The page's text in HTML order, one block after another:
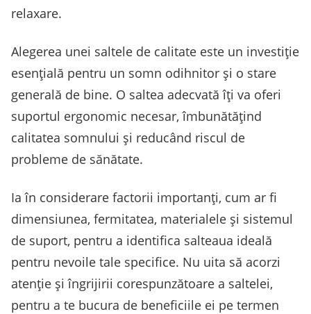
relaxare.
Alegerea unei saltele de calitate este un investiție
esențială pentru un somn odihnitor și o stare
generală de bine. O saltea adecvată îți va oferi
suportul ergonomic necesar, îmbunătățind
calitatea somnului și reducând riscul de
probleme de sănătate.
Ia în considerare factorii importanți, cum ar fi
dimensiunea, fermitatea, materialele și sistemul
de suport, pentru a identifica salteaua ideală
pentru nevoile tale specifice. Nu uita să acorzi
atenție și îngrijirii corespunzătoare a saltelei,
pentru a te bucura de beneficiile ei pe termen